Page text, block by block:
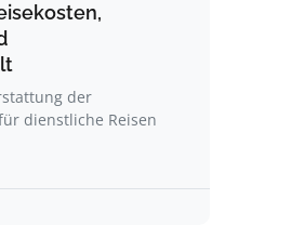
der
dienstliche Reisen